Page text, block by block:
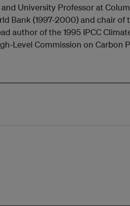
University Professor at
Bank (1997-2000) and chair of
author of the 1995 IPCC
Level Commission on Carbon